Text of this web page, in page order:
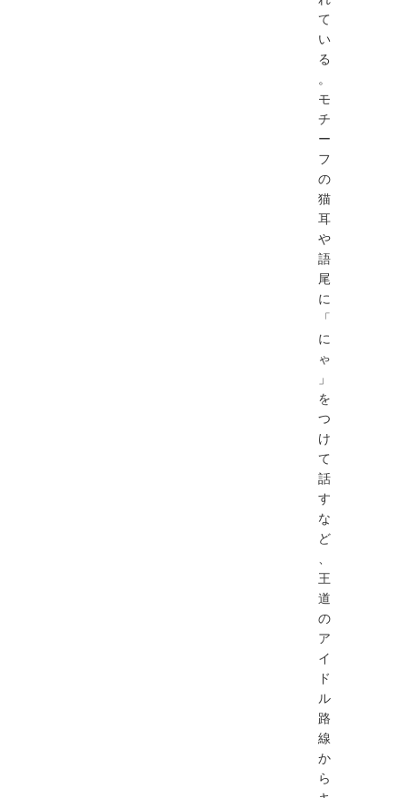
て
い
る
。
モ
チ
ー
フ
の
猫
耳
や
語
尾
に
「
に
ゃ
」
を
つ
け
て
話
す
な
ど
、
王
道
の
ア
イ
ド
ル
路
線
か
ら